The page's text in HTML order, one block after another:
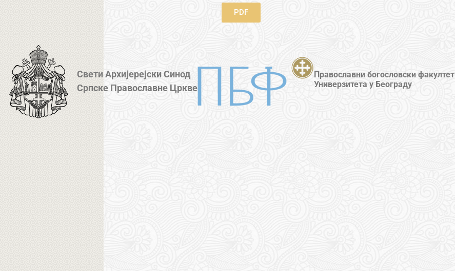
PDF
Свети Архијерејски Синод
Српске Православне Цркве
Православни богословски факултет
Универзитета у Београду